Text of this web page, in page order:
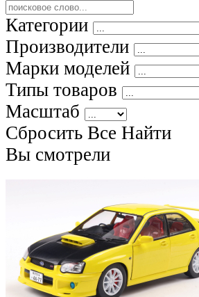
Категории
Производители
Марки моделей
Типы товаров
Масштаб
Сбросить Все Найти
Вы смотрели